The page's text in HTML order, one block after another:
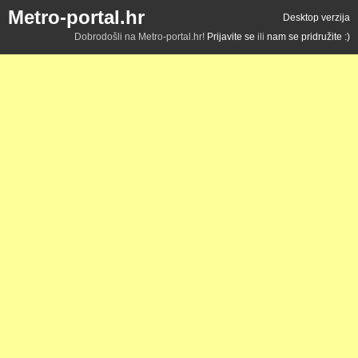
Metro-portal.hr
Desktop verzija
Dobrodošli na Metro-portal.hr! Prijavite se ili nam se pridružite :)